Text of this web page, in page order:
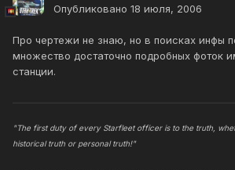
Опубликовано 18 июля, 2006
Про чертежи не знаю, но в поисках инфы
множество достаточно подробных фоток
станции.
"The first duty of every Starfleet officer is to the truth,
historical truth or personal truth!"